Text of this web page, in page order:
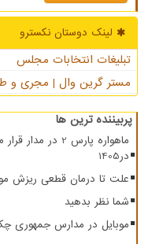
لینک دوستان نكسترو
تبلیغات انتخابات مجلس
مستر گرین وال | مجری و
پربیننده ترین ها
ماهواره پارس 2
در1405
علت تا درمان قطعی ریزش مو
شما نظر بدهید
موبایل در مدارس جمهوری